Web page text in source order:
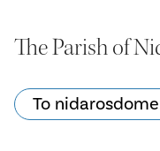
The Parish of
To